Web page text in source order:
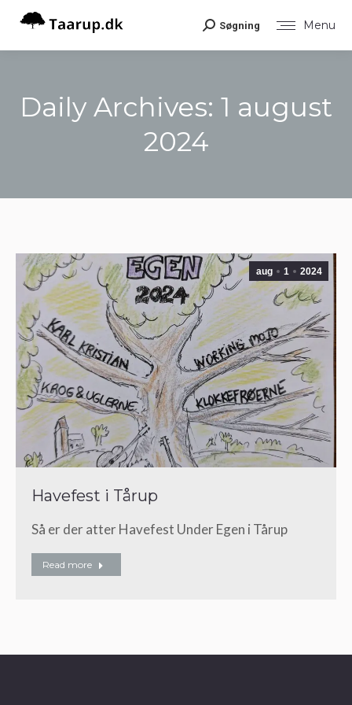
Menu
Search:
Søgning
Daily Archives: 1 august
2024
aug 1 2024
Havefest i Tårup
Så er der atter Havefest Under Egen i Tårup
Read more